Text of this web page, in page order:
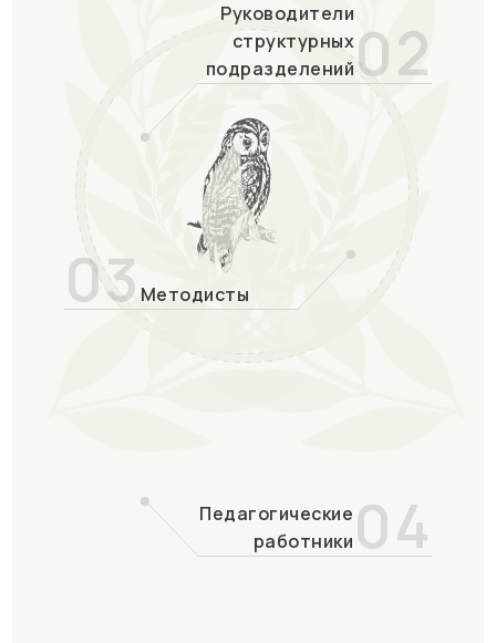
Руководители
структурных
подразделений02
03 Методисты
Педагогические
работники 04